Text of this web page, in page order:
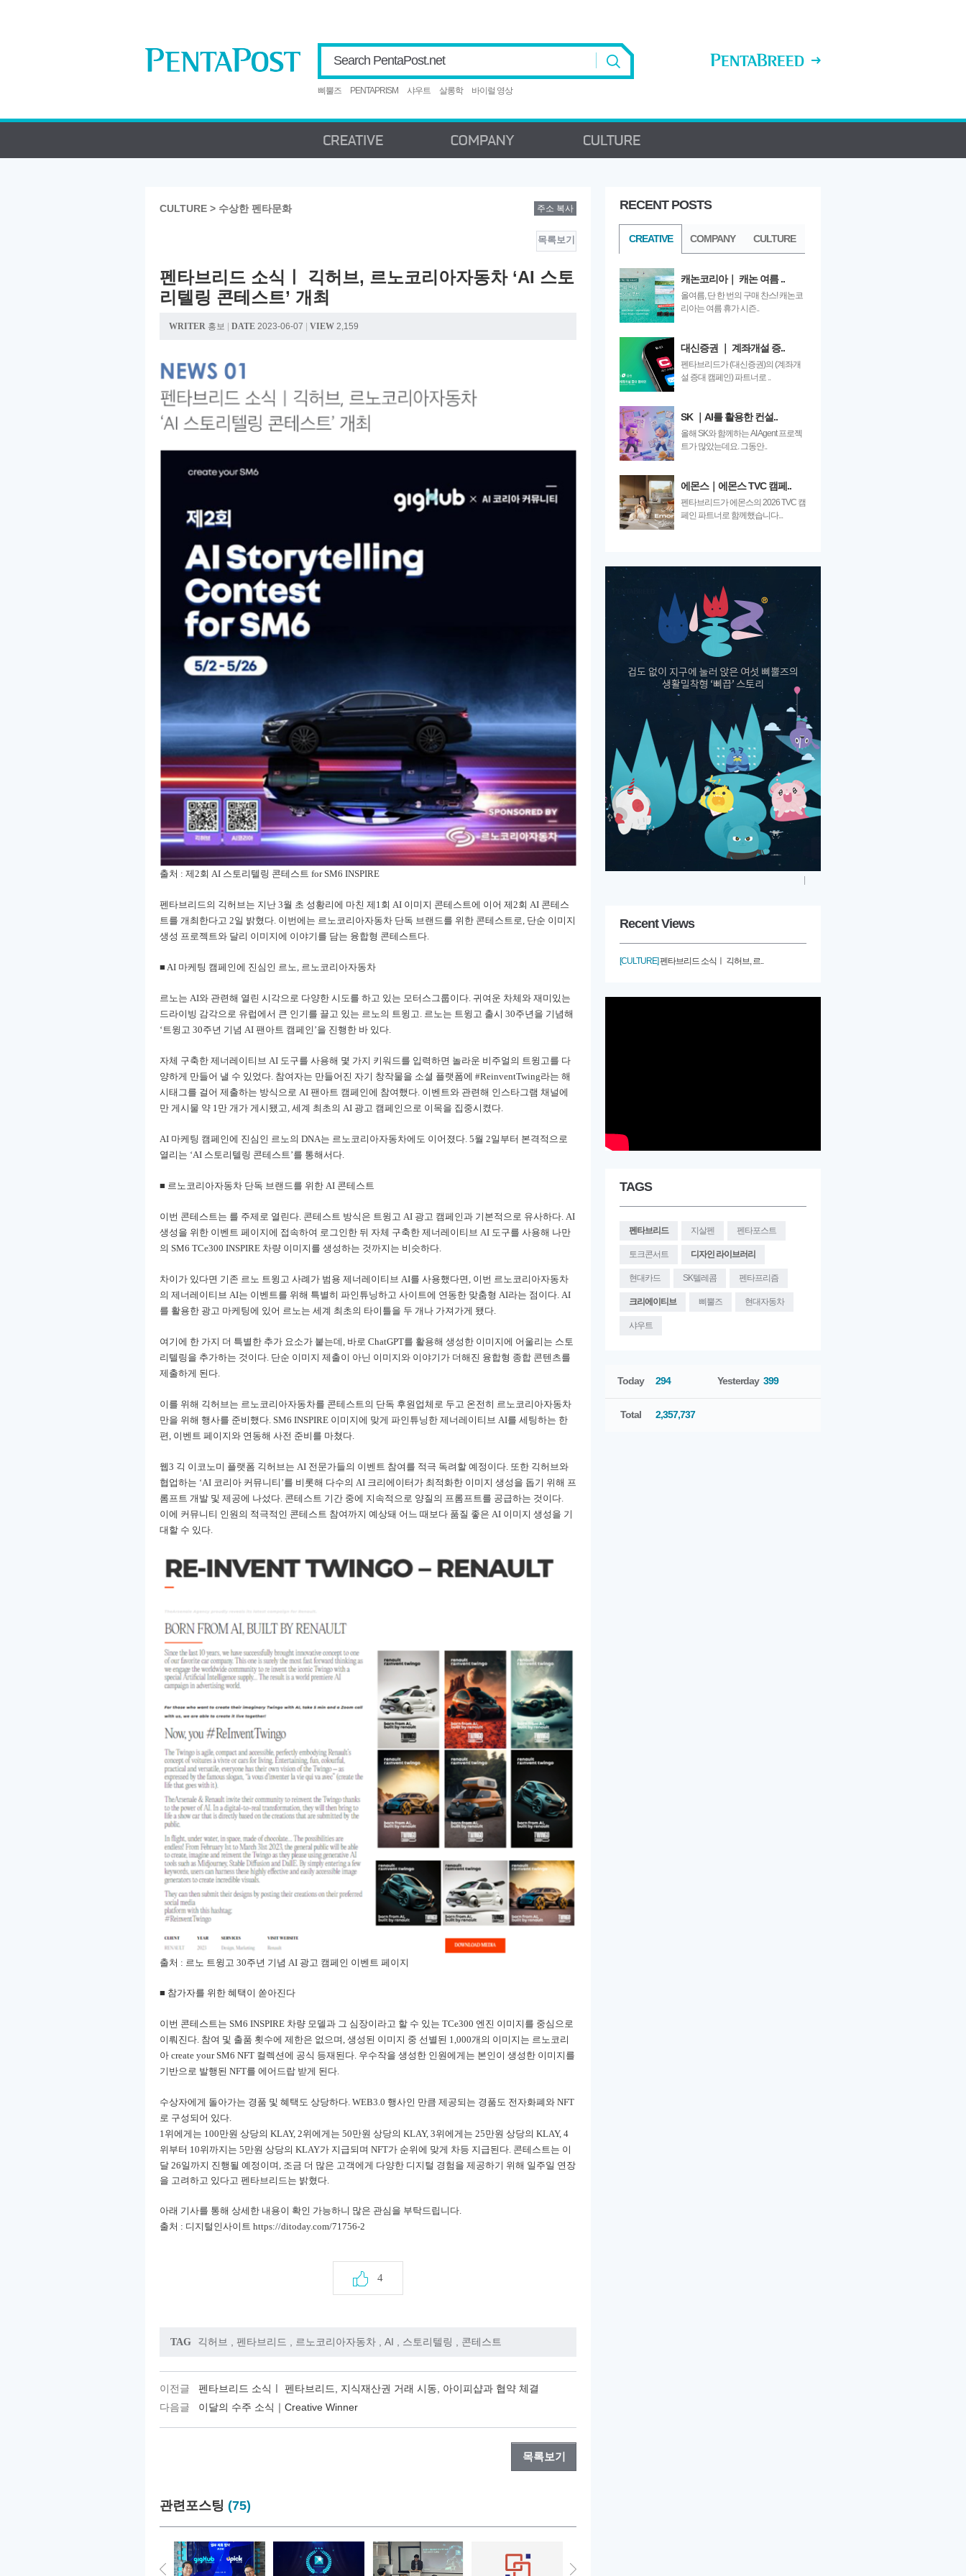
COMPANY CULTURE
Search PentaPost.net
삐뿔즈 PENTAPRISM 샤우트 살롱학 바이럴 영상
CULTURE > 수상한 펜타문화 주소 복사
목록보기
펜타브리드 소식ㅣ 긱허브, 르노코리아자동차 ‘AI 스토
리텔링 콘테스트’ 개최
WRITER 홍보 DATE 2023-06-07 VIEW 2,159
출처 : 제2회 AI 스토리텔링 콘테스트 for SM6 INSPIRE
펜타브리드의 긱허브는 지난 3월 초 성황리에 마친 제1회 AI 이미지 콘테스트에 이어 제2회 AI 콘테스
트를 개최한다고 2일 밝혔다. 이번에는 르노코리아자동차 단독 브랜드를 위한 콘테스트로, 단순 이미지
생성 프로젝트와 달리 이미지에 이야기를 담는 융합형 콘테스트다.
■ AI 마케팅 캠페인에 진심인 르노, 르노코리아자동차
르노는 AI와 관련해 열린 시각으로 다양한 시도를 하고 있는 모터스그룹이다. 귀여운 차체와 재미있는
드라이빙 감각으로 유럽에서 큰 인기를 끌고 있는 르노의 트윙고. 르노는 트윙고 출시 30주년을 기념해
‘트윙고 30주년 기념 AI 팬아트 캠페인’을 진행한 바 있다.
자체 구축한 제너레이티브 AI 도구를 사용해 몇 가지 키워드를 입력하면 놀라운 비주얼의 트윙고를 다
양하게 만들어 낼 수 있었다. 참여자는 만들어진 자기 창작물을 소셜 플랫폼에 #ReinventTwing라는 해
시태그를 걸어 제출하는 방식으로 AI 팬아트 캠페인에 참여했다. 이벤트와 관련해 인스타그램 채널에
만 게시물 약 1만 개가 게시됐고, 세계 최초의 AI 광고 캠페인으로 이목을 집중시켰다.
AI 마케팅 캠페인에 진심인 르노의 DNA는 르노코리아자동차에도 이어졌다. 5월 2일부터 본격적으로
열리는 ‘AI 스토리텔링 콘테스트’를 통해서다.
■ 르노코리아자동차 단독 브랜드를 위한 AI 콘테스트
이번 콘테스트는 를 주제로 열린다. 콘테스트 방식은 트윙고 AI 광고 캠페인과 기본적으로 유사하다. AI
생성을 위한 이벤트 페이지에 접속하여 로그인한 뒤 자체 구축한 제너레이티브 AI 도구를 사용해 나만
의 SM6 TCe300 INSPIRE 차량 이미지를 생성하는 것까지는 비슷하다.
차이가 있다면 기존 르노 트윙고 사례가 범용 제너레이티브 AI를 사용했다면, 이번 르노코리아자동차
의 제너레이티브 AI는 이벤트를 위해 특별히 파인튜닝하고 사이트에 연동한 맞춤형 AI라는 점이다. AI
를 활용한 광고 마케팅에 있어 르노는 세계 최초의 타이틀을 두 개나 가져가게 됐다.
여기에 한 가지 더 특별한 추가 요소가 붙는데, 바로 ChatGPT를 활용해 생성한 이미지에 어울리는 스토
리텔링을 추가하는 것이다. 단순 이미지 제출이 아닌 이미지와 이야기가 더해진 융합형 종합 콘텐츠를
제출하게 된다.
이를 위해 긱허브는 르노코리아자동차를 콘테스트의 단독 후원업체로 두고 온전히 르노코리아자동차
만을 위해 행사를 준비했다. SM6 INSPIRE 이미지에 맞게 파인튜닝한 제너레이티브 AI를 세팅하는 한
편, 이벤트 페이지와 연동해 사전 준비를 마쳤다.
웹3 긱 이코노미 플랫폼 긱허브는 AI 전문가들의 이벤트 참여를 적극 독려할 예정이다. 또한 긱허브와
협업하는 ‘AI 코리아 커뮤니티’를 비롯해 다수의 AI 크리에이터가 최적화한 이미지 생성을 돕기 위해 프
롬프트 개발 및 제공에 나섰다. 콘테스트 기간 중에 지속적으로 양질의 프롬프트를 공급하는 것이다.
이에 커뮤니티 인원의 적극적인 콘테스트 참여까지 예상돼 어느 때보다 품질 좋은 AI 이미지 생성을 기
대할 수 있다.
출처 : 르노 트윙고 30주년 기념 AI 광고 캠페인 이벤트 페이지
■ 참가자를 위한 혜택이 쏟아진다
이번 콘테스트는 SM6 INSPIRE 차량 모델과 그 심장이라고 할 수 있는 TCe300 엔진 이미지를 중심으로
이뤄진다. 참여 및 출품 횟수에 제한은 없으며, 생성된 이미지 중 선별된 1,000개의 이미지는 르노코리
아 create your SM6 NFT 컬렉션에 공식 등재된다. 우수작을 생성한 인원에게는 본인이 생성한 이미지를
기반으로 발행된 NFT를 에어드랍 받게 된다.
수상자에게 돌아가는 경품 및 혜택도 상당하다. WEB3.0 행사인 만큼 제공되는 경품도 전자화폐와 NFT
로 구성되어 있다.
1위에게는 100만원 상당의 KLAY, 2위에게는 50만원 상당의 KLAY, 3위에게는 25만원 상당의 KLAY, 4
위부터 10위까지는 5만원 상당의 KLAY가 지급되며 NFT가 순위에 맞게 차등 지급된다. 콘테스트는 이
달 26일까지 진행될 예정이며, 조금 더 많은 고객에게 다양한 디지털 경험을 제공하기 위해 일주일 연장
을 고려하고 있다고 펜타브리드는 밝혔다.
아래 기사를 통해 상세한 내용이 확인 가능하니 많은 관심을 부탁드립니다
출처 : 디지털인사이트 https://ditoday.com/71756-2
4
TAG 긱허브 펜타브리드 르노코리아자동차 AI 스토리텔링 콘테스트
이전글
펜타브리드 소식ㅣ 펜타브리드, 지식재산권 거래 시동, 아이피샵과 협약 체결
다음글
이달의 수주 소식｜Creative Winner
목록보기
관련포스팅 (75)
RECENT POSTS
CREATIVE
캐논코리아｜ 캐논 여름 ..
올여름, 단 한 번의 구매 찬스! 캐논코
리아는 여름 휴가 시즌..
대신증권 ｜ 계좌개설 증..
펜타브리드가 (대신증권)의 (계좌개
설 증대 캠페인) 파트너로 ..
SK ｜AI를 활용한 컨설..
올해 SK와 함께하는 AI Agent 프로젝
트가 많았는데요. 그동안..
에몬스｜에몬스 TVC 캠페..
펜타브리드가 에몬스의 2026 TVC 캠
페인 파트너로 함께했습니다...
COMPANY CULTURE
Recent Views
[CULTURE]펜타브리드 소식ㅣ 긱허브, 르..
TAGS
펜타브리드 지살펜 펜타포스트
토크콘서트 디자인 라이브러리
현대카드 SK텔레콤 펜타프리즘
크리에이티브 삐뿔즈 현대자동차
샤우트
Today 294 Yesterday 399
Total 2,357,737